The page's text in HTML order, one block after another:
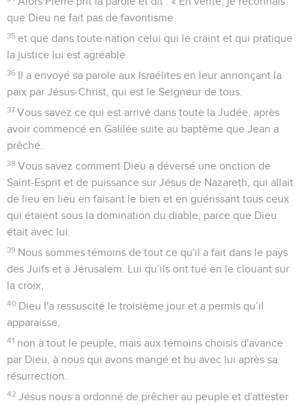
que Dieu ne fait pas de favoritisme
35 et que dans toute nation celui qui le craint et qui pratique
la justice lui est agréable.
36 Il a envoyé sa parole aux Israélites en leur annonçant la
paix par Jésus-Christ, qui est le Seigneur de tous.
37 Vous savez ce qui est arrivé dans toute la Judée, après
avoir commencé en Galilée suite au baptême que Jean a
prêché.
38 Vous savez comment Dieu a déversé une onction de
Saint-Esprit et de puissance sur Jésus de Nazareth, qui allait
de lieu en lieu en faisant le bien et en guérissant tous ceux
qui étaient sous la domination du diable, parce que Dieu
était avec lui.
39 Nous sommes témoins de tout ce qu'il a fait dans le pays
des Juifs et à Jérusalem. Lui qu’ils ont tué en le clouant sur
la croix,
40 Dieu l'a ressuscité le troisième jour et a permis qu’il
apparaisse,
41 non à tout le peuple, mais aux témoins choisis d'avance
par Dieu, à nous qui avons mangé et bu avec lui après sa
résurrection.
42 Jésus nous a ordonné de prêcher au peuple et d'attester